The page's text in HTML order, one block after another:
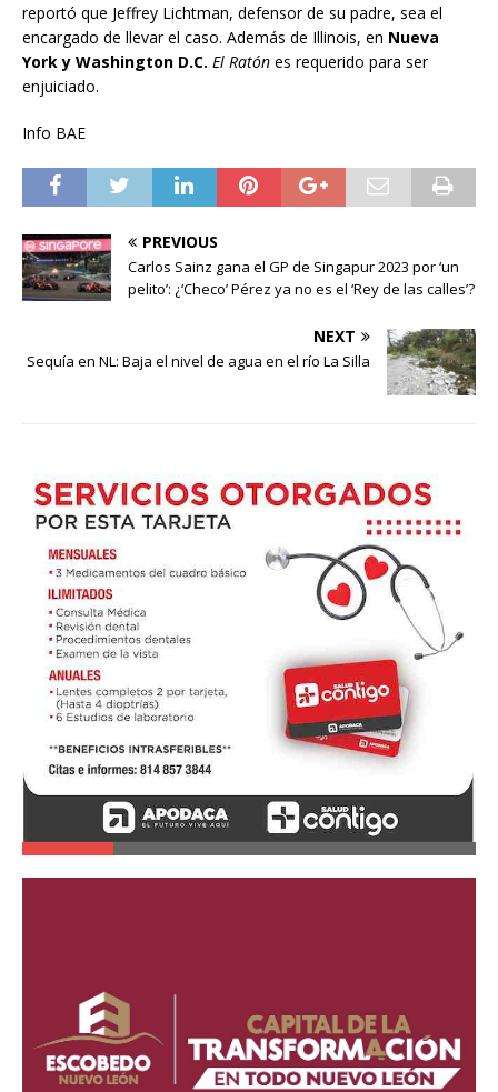
reportó que Jeffrey Lichtman, defensor de su padre, sea el
encargado de llevar el caso. Además de Illinois, en Nueva
York y Washington D.C. El Ratón es requerido para ser
enjuiciado.
Info BAE
PREVIOUS
Carlos Sainz gana el GP de Singapur 2023 por ‘un
pelito’: ¿‘Checo’ Pérez ya no es el ‘Rey de las calles’?
NEXT
Sequía en NL: Baja el nivel de agua en el río La Silla